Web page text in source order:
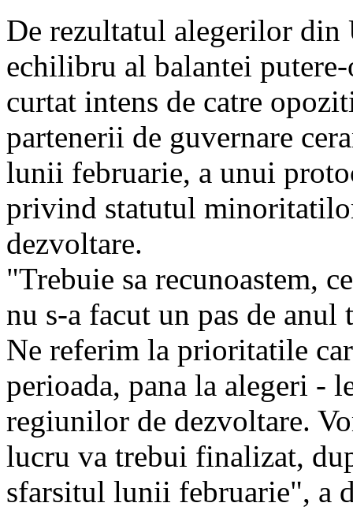
De rezultatul alegerilor
echilibru al balantei
curtat intens de catre
partenerii de guvernare
lunii februarie, a unui
privind statutul
dezvoltare.
"Trebuie sa recunoastem,
nu s-a facut un pas de
Ne referim la prioritatile
perioada, pana la alegeri -
regiunilor de dezvoltare.
lucru va trebui finalizat,
sfarsitul lunii februarie", a